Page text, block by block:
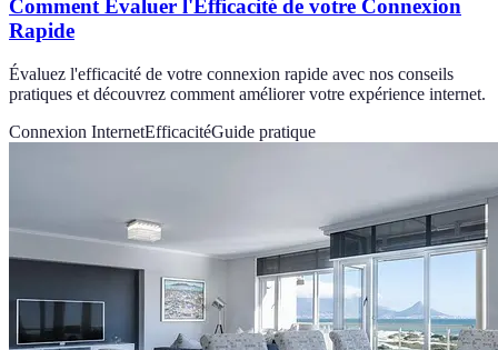
Comment Évaluer l'Efficacité de votre Connexion
Rapide
Évaluez l'efficacité de votre connexion rapide avec nos conseils
pratiques et découvrez comment améliorer votre expérience internet.
Connexion InternetEfficacitéGuide pratique